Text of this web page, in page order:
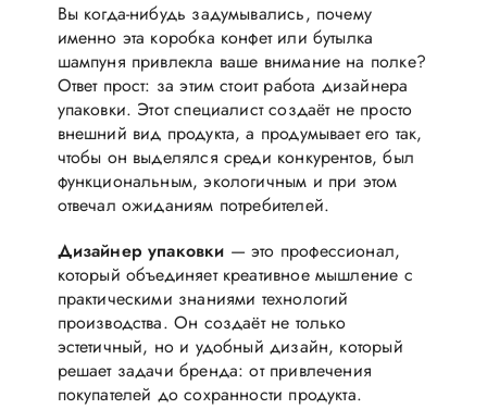
Вы когда-нибудь задумывались, почему
именно эта коробка конфет или бутылка
шампуня привлекла ваше внимание на полке?
Ответ прост: за этим стоит работа дизайнера
упаковки. Этот специалист создаёт не просто
внешний вид продукта, а продумывает его так,
чтобы он выделялся среди конкурентов, был
функциональным, экологичным и при этом
отвечал ожиданиям потребителей.
Дизайнер упаковки — это профессионал,
который объединяет креативное мышление с
практическими знаниями технологий
производства. Он создаёт не только
эстетичный, но и удобный дизайн, который
решает задачи бренда: от привлечения
покупателей до сохранности продукта.